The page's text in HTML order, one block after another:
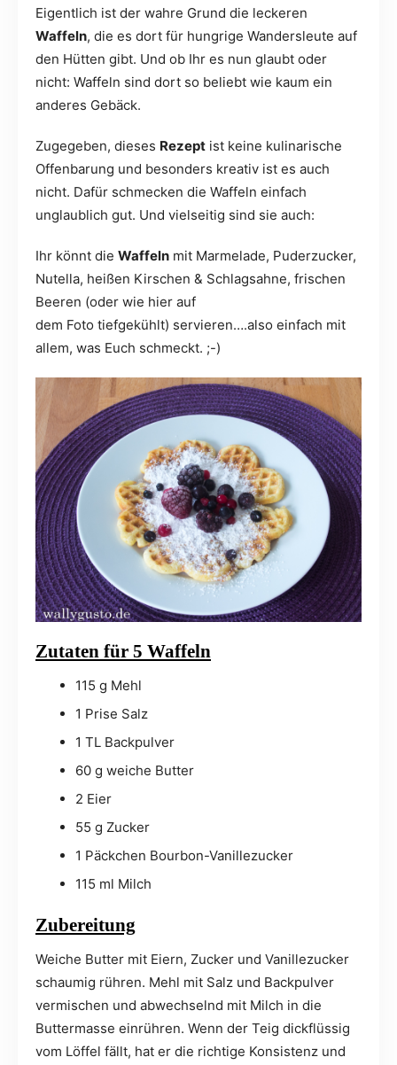
Eigentlich ist der wahre Grund die leckeren
Waffeln, die es dort für hungrige Wandersleute auf
den Hütten gibt. Und ob Ihr es nun glaubt oder
nicht: Waffeln sind dort so beliebt wie kaum ein
anderes Gebäck.
Zugegeben, dieses Rezept ist keine kulinarische
Offenbarung und besonders kreativ ist es auch
nicht. Dafür schmecken die Waffeln einfach
unglaublich gut. Und vielseitig sind sie auch:
Ihr könnt die Waffeln mit Marmelade, Puderzucker,
Nutella, heißen Kirschen & Schlagsahne, frischen
Beeren (oder wie hier auf
dem Foto tiefgekühlt) servieren….also einfach mit
allem, was Euch schmeckt. ;-)
Zutaten für 5 Waffeln
115 g Mehl
1 Prise Salz
1 TL Backpulver
60 g weiche Butter
2 Eier
55 g Zucker
1 Päckchen Bourbon-Vanillezucker
115 ml Milch
Zubereitung
Weiche Butter mit Eiern, Zucker und Vanillezucker
schaumig rühren. Mehl mit Salz und Backpulver
vermischen und abwechselnd mit Milch in die
Buttermasse einrühren. Wenn der Teig dickflüssig
vom Löffel fällt, hat er die richtige Konsistenz und